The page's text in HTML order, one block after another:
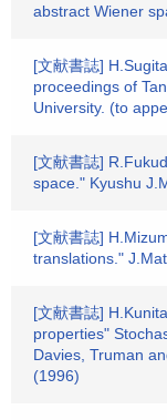
abstract Wiener
[文献書誌]
proceedings of
University. (to
[文献書誌]
space." Kyushu
[文献書誌]
translations."
[文献書誌]
properties"
Davies, Truman
(1996)